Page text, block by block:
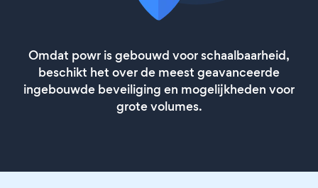
Omdat powr is gebouwd voor schaalbaarheid,
beschikt het over de meest geavanceerde
ingebouwde beveiliging en mogelijkheden voor
grote volumes.